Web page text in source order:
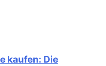
kaufen: Die